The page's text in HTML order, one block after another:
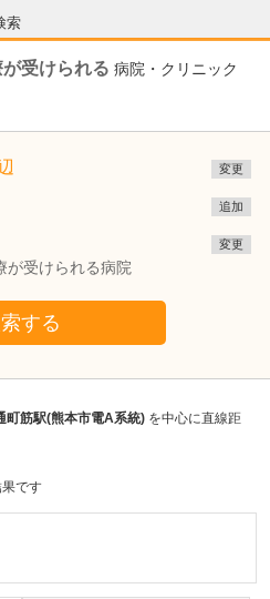
索
受けられる 病院・クリニック
変更
追加
が受けられる病院
変更
する
町筋駅(熊本市電A系統) を中心に直線距
です